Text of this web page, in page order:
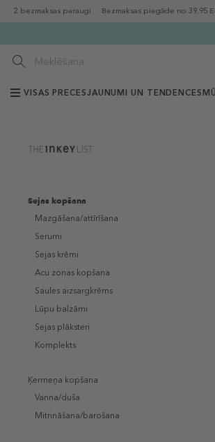
2 bezmaksas paraugi Bezmaksas piegāde no 39.95
VISAS PRECESJAUNUMI UN TENDENCES
Sejas kopšana
Mazgāšana/attīrīšana
Serumi
Sejas krēmi
Acu zonas kopšana
Saules aizsargkrēms
Lūpu balzāmi
Sejas plāksteri
Komplekts
Ķermeņa kopšana
Vanna/duša
Mitrināšana/barošana